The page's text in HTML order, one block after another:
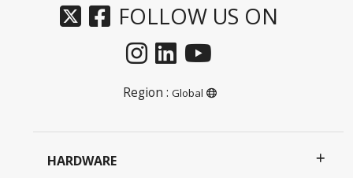
FOLLOW US ON
Global
HARDWARE